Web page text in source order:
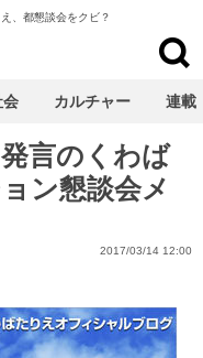
、都懇談会をクビ？
言のくわば
ン懇談会メ
2017/03/14 12:00
会 カルチャー 連載